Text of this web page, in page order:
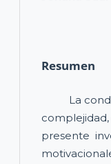
Resumen
La
presente